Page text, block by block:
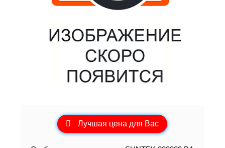
Лучшая цена для Вас